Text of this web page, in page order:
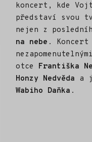
koncert, kde
představí svou
nejen z
na nebe . Koncert
otce Františka
Honzy Nedvěda a
Wabiho Daňka .